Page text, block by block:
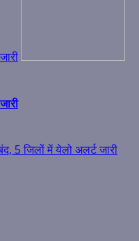
5 जिलों में येलो अलर्ट जारी